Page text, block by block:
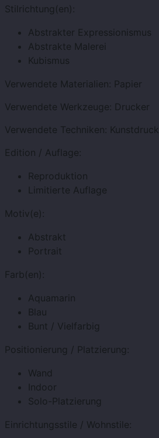
Stilrichtung(en):
Abstrakter Expressionismus
Abstrakte Malerei
Kubismus
Verwendete Materialien: Papier
Verwendete Werkzeuge: Drucker
Verwendete Techniken: Kunstdruck
Edition / Auflage:
Reproduktion
Limitierte Auflage
Motiv(e):
Abstrakt
Portrait
Farb(en):
Aquamarin
Blau
Bunt / Vielfarbig
Positionierung / Platzierung:
Wand
Indoor
Solo-Platzierung
Einrichtungsstile / Wohnstile: